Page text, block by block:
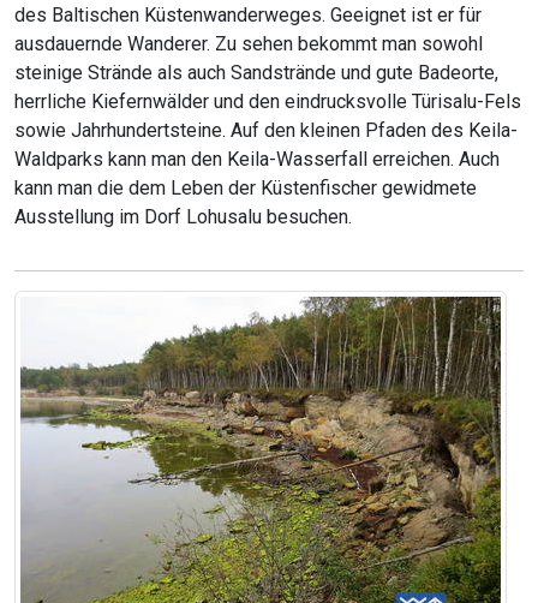
des Baltischen Küstenwanderweges. Geeignet ist er für
ausdauernde Wanderer. Zu sehen bekommt man sowohl
steinige Strände als auch Sandstrände und gute Badeorte,
herrliche Kiefernwälder und den eindrucksvolle Türisalu-Fels
sowie Jahrhundertsteine. Auf den kleinen Pfaden des Keila-
Waldparks kann man den Keila-Wasserfall erreichen. Auch
kann man die dem Leben der Küstenfischer gewidmete
Ausstellung im Dorf Lohusalu besuchen.